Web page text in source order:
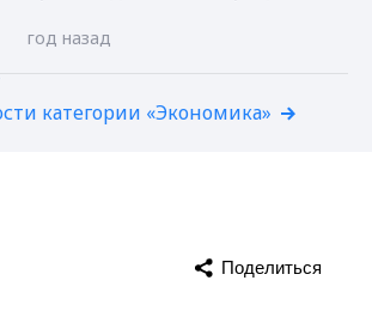
год назад
категории «Экономика»
Поделиться